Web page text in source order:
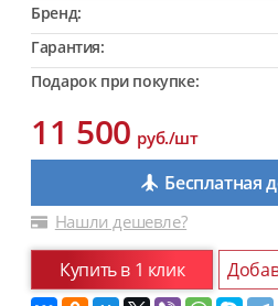
Бренд:
Гарантия:
Подарок при покупке:
11 500руб./шт
Бесплатная
Нашли дешевле?
Купить в 1 клик